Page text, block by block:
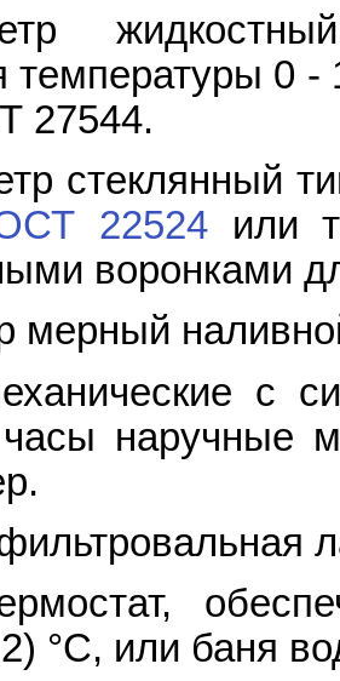
температуры 0
27544.
стеклянный
22524или
воронками
мерный
с
наручные
°C, или баня